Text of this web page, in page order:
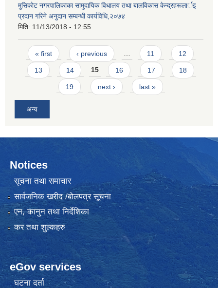
मुसिकाेट नगरपालिकाका सामुदायिक विधालय तथा बालविकास केन्द्रहरूलार्इ
प्रदान गरिने अनुदान सम्बन्धी कार्यविधि,२०७४
मिति: 11/13/2018 - 12:55
Pages
« first ‹ previous … 11 12
13 14 15 16 17 18
19 next › last »
अन्य
Notices
सूचना तथा समाचार
सार्वजनिक खरीद /बोलपत्र सूचना
एन, कानुन तथा निर्देशिका
कर तथा शुल्कहरु
eGov services
घटना दर्ता